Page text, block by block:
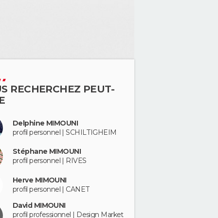
RECHERCHEZ PEUT-
Delphine MIMOUNI
profil personnel | SCHILTIGHEIM
Stéphane MIMOUNI
profil personnel | RIVES
Herve MIMOUNI
profil personnel | CANET
David MIMOUNI
profil professionnel | Design Market